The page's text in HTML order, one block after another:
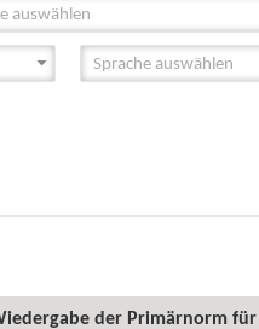
auswählen
der Primärnorm